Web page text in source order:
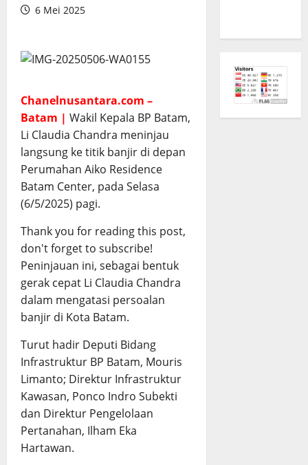
6 Mei 2025
Chanelnusantara.com –
Batam | Wakil Kepala BP Batam,
Li Claudia Chandra meninjau
langsung ke titik banjir di depan
Perumahan Aiko Residence
Batam Center, pada Selasa
(6/5/2025) pagi.
Thank you for reading this post,
don't forget to subscribe!
Peninjauan ini, sebagai bentuk
gerak cepat Li Claudia Chandra
dalam mengatasi persoalan
banjir di Kota Batam.
Turut hadir Deputi Bidang
Infrastruktur BP Batam, Mouris
Limanto; Direktur Infrastruktur
Kawasan, Ponco Indro Subekti
dan Direktur Pengelolaan
Pertanahan, Ilham Eka
Hartawan.